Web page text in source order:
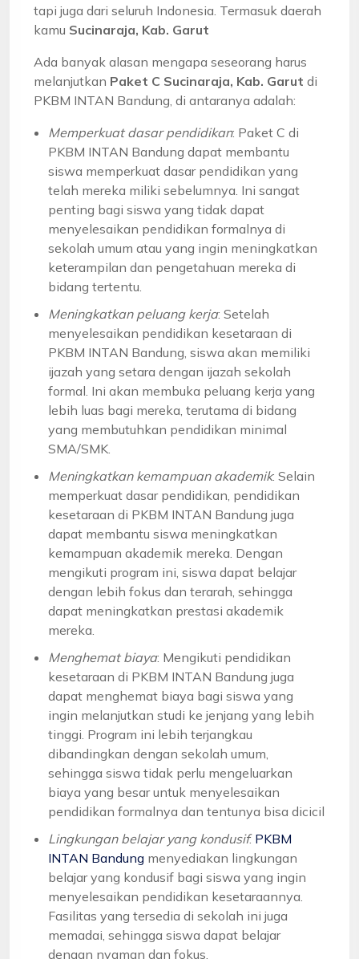
tapi juga dari seluruh Indonesia. Termasuk daerah
kamu Sucinaraja, Kab. Garut
Ada banyak alasan mengapa seseorang harus
melanjutkan Paket C Sucinaraja, Kab. Garut di
PKBM INTAN Bandung, di antaranya adalah:
Memperkuat dasar pendidikan: Paket C di
PKBM INTAN Bandung dapat membantu
siswa memperkuat dasar pendidikan yang
telah mereka miliki sebelumnya. Ini sangat
penting bagi siswa yang tidak dapat
menyelesaikan pendidikan formalnya di
sekolah umum atau yang ingin meningkatkan
keterampilan dan pengetahuan mereka di
bidang tertentu.
Meningkatkan peluang kerja: Setelah
menyelesaikan pendidikan kesetaraan di
PKBM INTAN Bandung, siswa akan memiliki
ijazah yang setara dengan ijazah sekolah
formal. Ini akan membuka peluang kerja yang
lebih luas bagi mereka, terutama di bidang
yang membutuhkan pendidikan minimal
SMA/SMK.
Meningkatkan kemampuan akademik: Selain
memperkuat dasar pendidikan, pendidikan
kesetaraan di PKBM INTAN Bandung juga
dapat membantu siswa meningkatkan
kemampuan akademik mereka. Dengan
mengikuti program ini, siswa dapat belajar
dengan lebih fokus dan terarah, sehingga
dapat meningkatkan prestasi akademik
mereka.
Menghemat biaya: Mengikuti pendidikan
kesetaraan di PKBM INTAN Bandung juga
dapat menghemat biaya bagi siswa yang
ingin melanjutkan studi ke jenjang yang lebih
tinggi. Program ini lebih terjangkau
dibandingkan dengan sekolah umum,
sehingga siswa tidak perlu mengeluarkan
biaya yang besar untuk menyelesaikan
pendidikan formalnya dan tentunya bisa dicicil
Lingkungan belajar yang kondusif: PKBM
INTAN Bandung menyediakan lingkungan
belajar yang kondusif bagi siswa yang ingin
menyelesaikan pendidikan kesetaraannya.
Fasilitas yang tersedia di sekolah ini juga
memadai, sehingga siswa dapat belajar
dengan nyaman dan fokus.